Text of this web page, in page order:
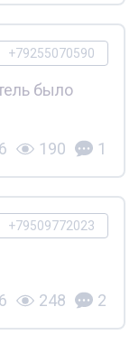
+79255070590
было
190 1
+79509772023
248 2